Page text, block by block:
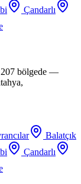
Çandarlı
207 bölgede —
Balatçık
Çandarlı